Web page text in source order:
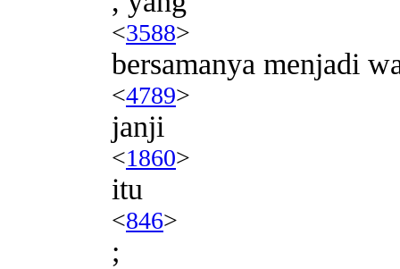
<3588>
bersamanya menjadi
<4789>
janji
<1860>
itu
<846>
;